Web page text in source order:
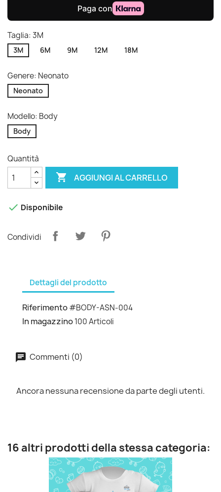
Taglia: 3M
3M 6M 9M 12M 18M
Genere: Neonato
Neonato
Modello: Body
Body
Quantità
 AGGIUNGI AL CARRELLO
 Disponibile
Condividi
Dettagli del prodotto
Riferimento#BODY-ASN-004
In magazzino100 Articoli
Commenti (0)
Ancora nessuna recensione da parte degli utenti.
16 altri prodotti della stessa categoria: